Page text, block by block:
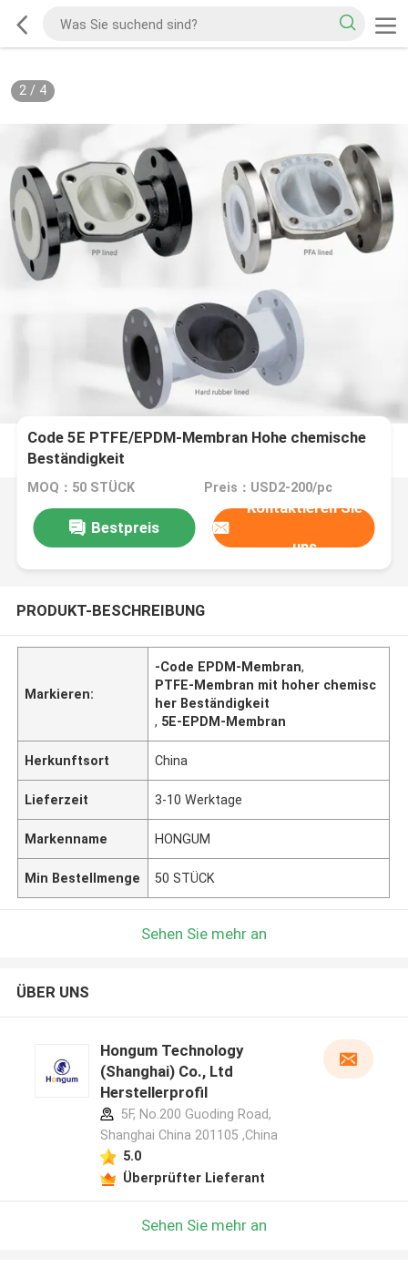
2/ 4
Code 5E PTFE/EPDM-Membran Hohe chemische
Beständigkeit
MOQ：50 STÜCK Preis：USD2-200/pc
Bestpreis
Kontaktieren Sie
uns
PRODUKT-BESCHREIBUNG
Markieren:
-Code EPDM-Membran,
PTFE-Membran mit hoher chemisc
her Beständigkeit
, 5E-EPDM-Membran
Herkunftsort China
Lieferzeit 3-10 Werktage
Markenname HONGUM
Min Bestellmenge 50 STÜCK
Sehen Sie mehr an
ÜBER UNS
Hongum Technology
(Shanghai) Co., Ltd
Herstellerprofil
5F, No.200 Guoding Road,
Shanghai China 201105 ,China
5.0
Überprüfter Lieferant
Sehen Sie mehr an